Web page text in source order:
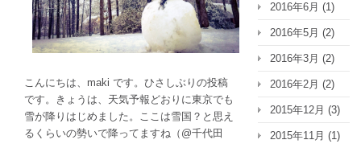
こんにちは、maki です。ひさしぶりの投稿
です。きょうは、天気予報どおりに東京でも
雪が降りはじめました。ここは雪国？と思え
るくらいの勢いで降ってますね（@千代田
2016年6月 (1)
2016年5月 (2)
2016年3月 (2)
2016年2月 (2)
2015年12月 (3)
2015年11月 (1)